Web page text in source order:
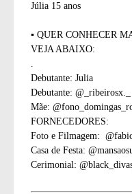
Júlia 15 anos
▪ QUER CONHECER
VEJA ABAIXO:
.
Debutante: Julia
Debutante: @_ribeirosx._
Mãe:
FORNECEDORES:
Foto e Filmagem:
Casa de Festa:
Cerimonial: